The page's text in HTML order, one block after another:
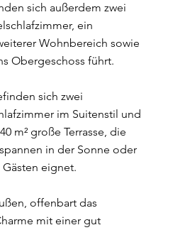
sich außerdem zwei
ein
Wohnbereich sowie
Obergeschoss führt.
sich zwei
im Suitenstil und
m² große Terrasse, die
in der Sonne oder
eignet.
offenbart das
mit einer gut